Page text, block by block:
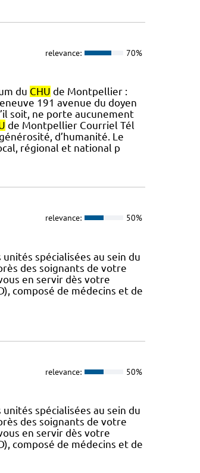
relevance: 70%
du CHU de Montpellier :
191 avenue du doyen
soit, ne porte aucunement
de Montpellier Courriel Tél
d’humanité. Le
régional et national p
relevance: 50%
spécialisées au sein du
des soignants de votre
en servir dès votre
composé de médecins et de
relevance: 50%
spécialisées au sein du
des soignants de votre
en servir dès votre
composé de médecins et de